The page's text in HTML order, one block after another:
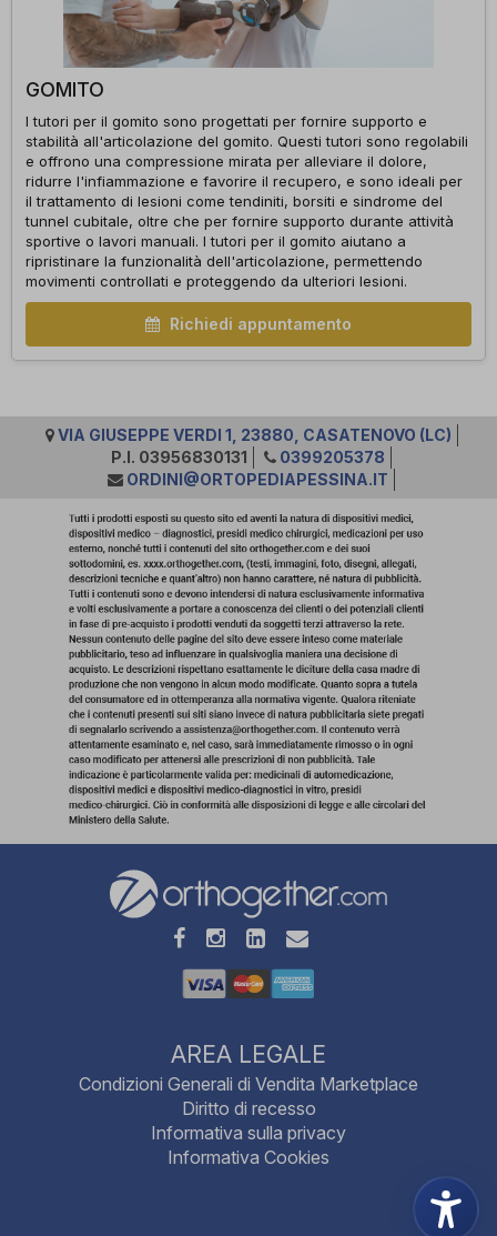
GOMITO
I tutori per il gomito sono progettati per fornire supporto e
stabilità all'articolazione del gomito. Questi tutori sono regolabili
e offrono una compressione mirata per alleviare il dolore,
ridurre l'infiammazione e favorire il recupero, e sono ideali per
il trattamento di lesioni come tendiniti, borsiti e sindrome del
tunnel cubitale, oltre che per fornire supporto durante attività
sportive o lavori manuali. I tutori per il gomito aiutano a
ripristinare la funzionalità dell'articolazione, permettendo
movimenti controllati e proteggendo da ulteriori lesioni.
Richiedi appuntamento
VIA GIUSEPPE VERDI 1, 23880, CASATENOVO (LC)
P.I. 03956830131
0399205378
ORDINI@ORTOPEDIAPESSINA.IT
AREA LEGALE
Condizioni Generali di Vendita Marketplace
Diritto di recesso
Informativa sulla privacy
Informativa Cookies